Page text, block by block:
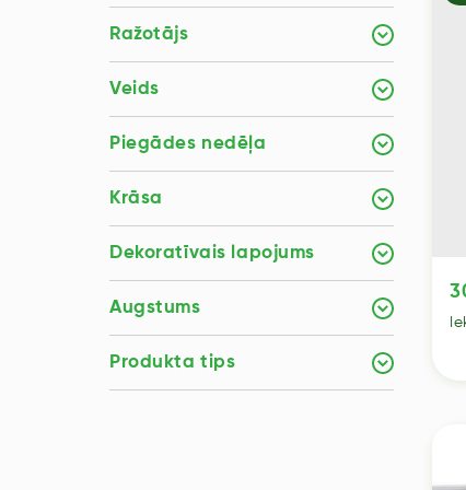
Ražotājs
Veids
Piegādes nedēļa
Krāsa
Dekoratīvais lapojums
Augstums
Produkta tips